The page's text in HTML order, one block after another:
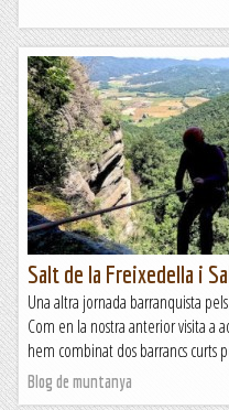
Salt de la Freixedella i
Una altra jornada barranquista
Com en la nostra anterior visita a
hem combinat dos barrancs curts
Blog de muntanya